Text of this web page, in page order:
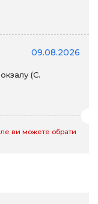
09.08.2026
(С.
ви можете обрати